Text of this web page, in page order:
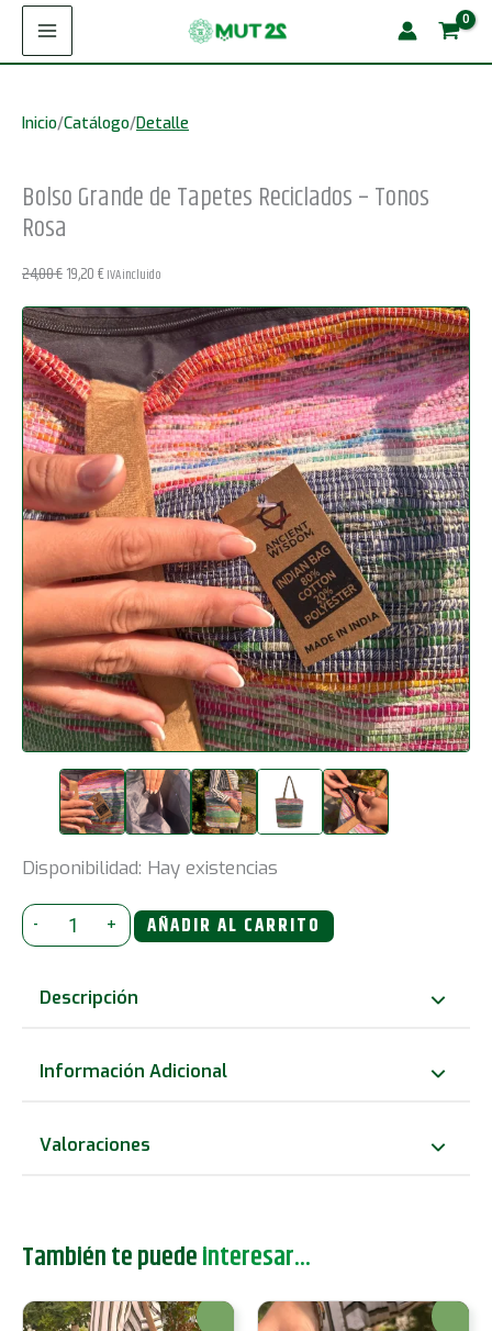
Inicio/Catálogo/Detalle
Bolso Grande de Tapetes Reciclados – Tonos
Rosa
24,00€El
precio
original
era:
24,00 €.
19,20€El
precio
actual
19,20 €.
IVA incluido
¡Oferta!
Disponibilidad: Hay existencias
-
Bolso
Grande
Reciclados
Rosa
+ AÑADIR AL CARRITO
Descripción
Información Adicional
Valoraciones
También te puedeinteresar...
¡Oferta! ¡Oferta!
Tapetes
-
Rosa
cantidad